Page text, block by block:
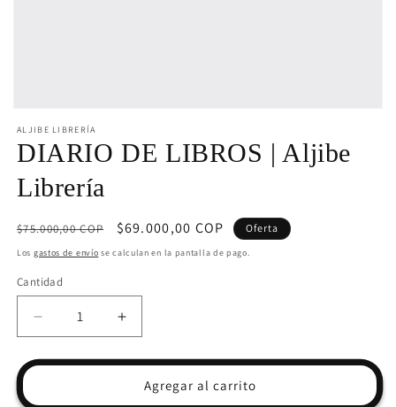
elemento
una
ventana
ALJIBE LIBRERÍA
DIARIO DE LIBROS | Aljibe
Librería
Precio
habitual
$75.000,00 COP
Precio
de
$69.000,00 COP Oferta
Los gastos de envío se calculan en la pantalla de pago.
Cantidad
Reducir
cantidad
para
Aumentar
cantidad
para
DIARIO
Agregar al carrito